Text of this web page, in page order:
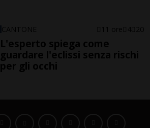
CANTONE 11 ore 4 20
L'esperto spiega come
guardare l'eclissi senza rischi
per gli occhi